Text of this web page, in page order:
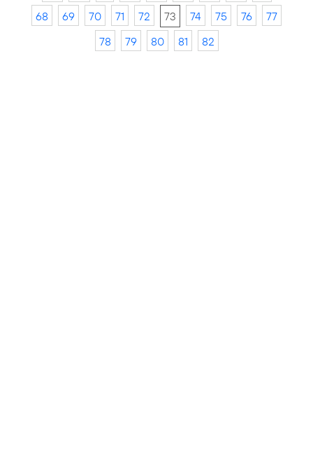
68
69 70 71 72 73 74 75 76
77
78
79 80 81 82